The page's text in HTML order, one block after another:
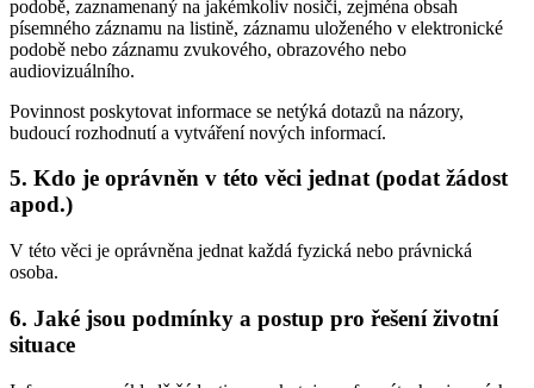
podobě, zaznamenaný na jakémkoliv nosiči, zejména obsah
písemného záznamu na listině, záznamu uloženého v elektronické
podobě nebo záznamu zvukového, obrazového nebo
audiovizuálního.
Povinnost poskytovat informace se netýká dotazů na názory,
budoucí rozhodnutí a vytváření nových informací.
5. Kdo je oprávněn v této věci jednat (podat žádost
apod.)
V této věci je oprávněna jednat každá fyzická nebo právnická
osoba.
6. Jaké jsou podmínky a postup pro řešení životní
situace